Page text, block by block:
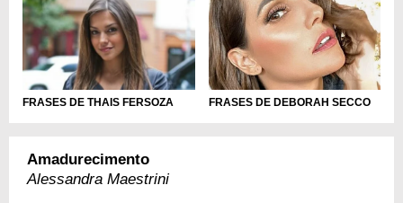
FRASES DE THAIS FERSOZA FRASES DE DEBORAH SECCO
Amadurecimento
Alessandra Maestrini